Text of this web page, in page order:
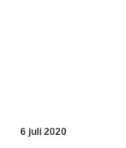
6 juli 2020